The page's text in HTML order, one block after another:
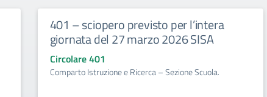
401 – sciopero previsto per l’intera
giornata del 27 marzo 2026 SISA
Circolare 401
Comparto Istruzione e Ricerca – Sezione Scuola.